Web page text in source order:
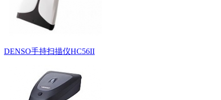
DENSO手持扫描仪HC56II